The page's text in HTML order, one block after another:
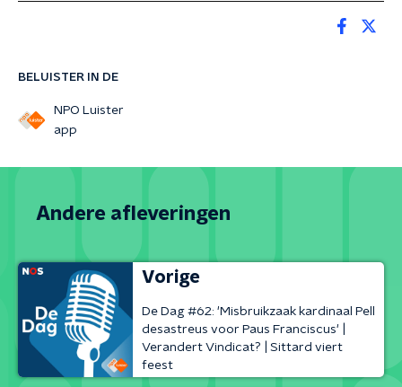
BELUISTER IN DE
NPO Luister
app
Andere afleveringen
Vorige
De Dag #62: 'Misbruikzaak kardinaal Pell
desastreus voor Paus Franciscus' |
Verandert Vindicat? | Sittard viert
feest